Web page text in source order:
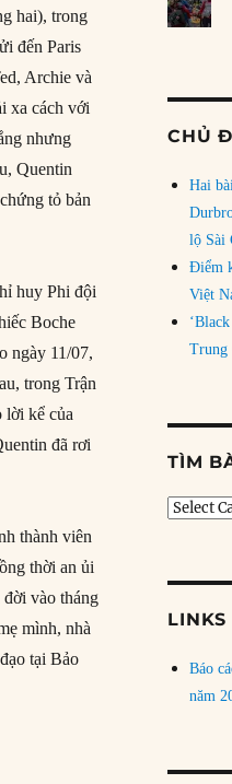
hai), trong
đến Paris
Archie và
xa cách với
nhưng
Quentin
tỏ bản
huy Phi đội
Boche
ngày 11/07,
trong Trận
lời kể của
đã rơi
thành viên
thời an ủi
vào tháng
mình, nhà
tại Bảo
CHỦ
Hai
lộ Sài
Điểm
Việt
Trung
TÌM
Tìm
LINKS
Báo
năm